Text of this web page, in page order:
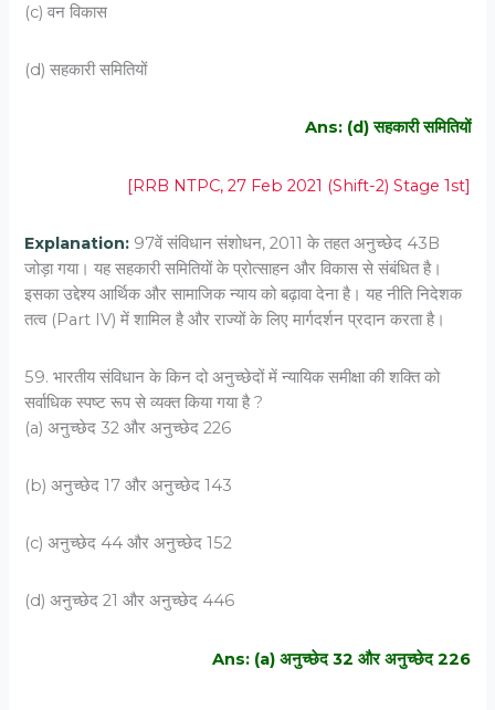
(c) वन विकास
(d) सहकारी समितियों
Ans: (d) सहकारी समितियों
[RRB NTPC, 27 Feb 2021 (Shift-2) Stage 1st]
Explanation: 97वें संविधान संशोधन, 2011 के तहत अनुच्छेद 43B
जोड़ा गया। यह सहकारी समितियों के प्रोत्साहन और विकास से संबंधित है।
इसका उद्देश्य आर्थिक और सामाजिक न्याय को बढ़ावा देना है। यह नीति निदेशक
तत्व (Part IV) में शामिल है और राज्यों के लिए मार्गदर्शन प्रदान करता है।
59. भारतीय संविधान के किन दो अनुच्छेदों में न्यायिक समीक्षा की शक्ति को
सर्वाधिक स्पष्ट रूप से व्यक्त किया गया है ?
(a) अनुच्छेद 32 और अनुच्छेद 226
(b) अनुच्छेद 17 और अनुच्छेद 143
(c) अनुच्छेद 44 और अनुच्छेद 152
(d) अनुच्छेद 21 और अनुच्छेद 446
Ans: (a) अनुच्छेद 32 और अनुच्छेद 226